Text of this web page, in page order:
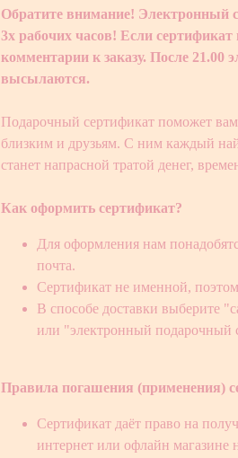
Обратите внимание! Электронный
3х рабочих часов! Если
комментарии к заказу. После 21.00
высылаются.
Подарочный сертификат поможет
близким и друзьям. С ним каждый
станет напрасной тратой денег,
Как оформить сертификат?
Для оформления нам
почта.
Сертификат не именной,
В способе доставки выберите
или "электронный подарочный
Правила погашения (применения)
Сертификат даёт право на
интернет или офлайн магазине